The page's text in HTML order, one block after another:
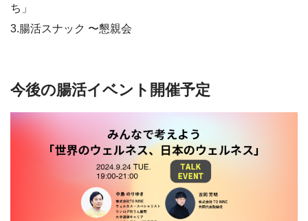
ち」
3.腸活スナック 〜懇親会
今後の腸活イベント開催予定